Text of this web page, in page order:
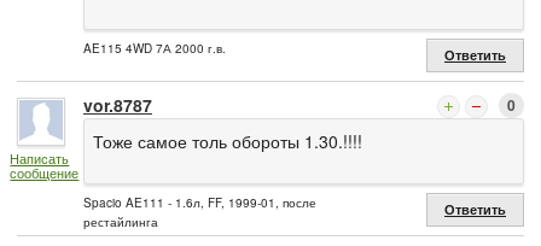
AE115 4WD 7А 2000 г.в. Ответить
Написать
сообщение
vor.8787 0
Тоже самое толь обороты 1.30.!!!!
Spacio AE111 - 1.6л, FF, 1999-01, после
рестайлинга
Ответить